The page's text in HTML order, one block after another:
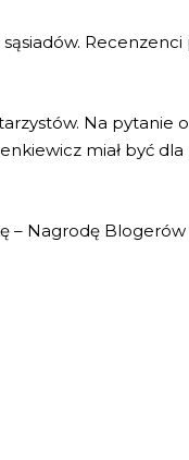
Recenzenci
Na pytanie
miał być
– Nagrodę Blogerów